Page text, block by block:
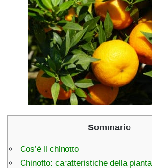
Sommario
Cos’è il chinotto
Chinotto: caratteristiche della pianta